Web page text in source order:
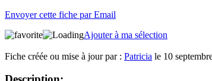
Envoyer cette fiche par Email
Ajouter à ma sélection
Fiche créée ou mise à jour par : Patricia le 10